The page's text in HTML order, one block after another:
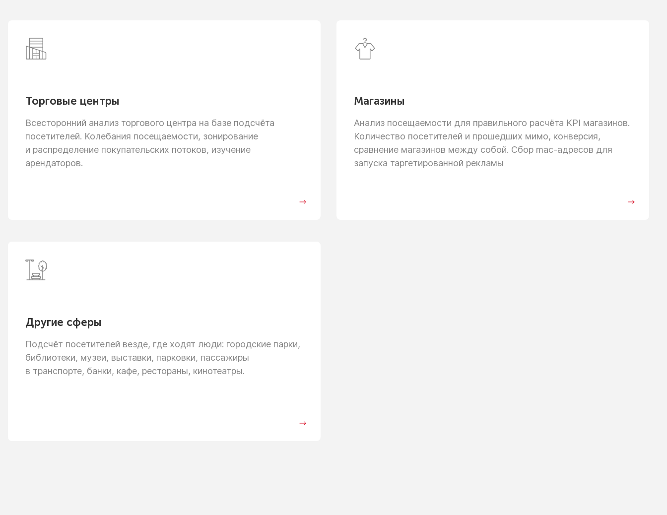
Торговые центры
Всесторонний анализ торгового центра на базе подсчёта
посетителей. Колебания посещаемости, зонирование
и распределение покупательских потоков, изучение
арендаторов.
Магазины
Анализ посещаемости для правильного расчёта KPI магазинов.
Количество посетителей и прошедших мимо, конверсия,
сравнение магазинов между собой. Сбор mac-адресов для
запуска таргетированной рекламы
Другие сферы
Подсчёт посетителей везде, где ходят люди: городские парки,
библиотеки, музеи, выставки, парковки, пассажиры
в транспорте, банки, кафе, рестораны, кинотеатры.